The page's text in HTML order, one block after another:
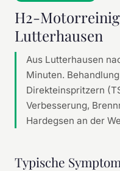
H2-
Lutterhausen
Aus Lutterhausen
Minuten.
Direkteinspritzern
Verbesserung,
Hardegsen an der
Typische